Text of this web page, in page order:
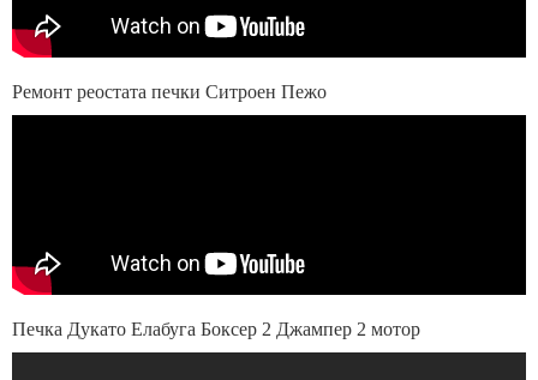
Ремонт реостата печки Ситроен Пежо
Печка Дукато Елабуга Боксер 2 Джампер 2 мотор